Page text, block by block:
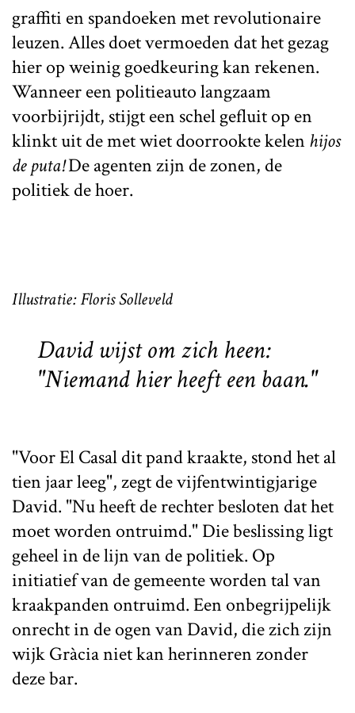
graffiti en spandoeken met revolutionaire
leuzen. Alles doet vermoeden dat het gezag
hier op weinig goedkeuring kan rekenen.
Wanneer een politieauto langzaam
voorbijrijdt, stijgt een schel gefluit op en
klinkt uit de met wiet doorrookte kelenhijos
de puta!De agenten zijn de zonen, de
politiek de hoer.
Illustratie: Floris Solleveld
David wijst om zich heen:
"Niemand hier heeft een baan."
"Voor El Casal dit pand kraakte, stond het al
tien jaar leeg", zegt de vijfentwintigjarige
David. "Nu heeft de rechter besloten dat het
moet worden ontruimd." Die beslissing ligt
geheel in de lijn van de politiek. Op
initiatief van de gemeente worden tal van
kraakpanden ontruimd. Een onbegrijpelijk
onrecht in de ogen van David, die zich zijn
wijk Gràcia niet kan herinneren zonder
deze bar.